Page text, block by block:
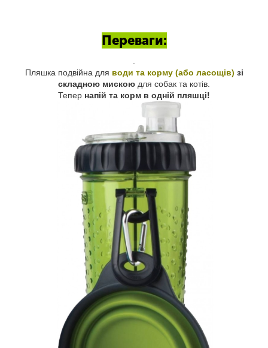
Переваги:
Пляшка подвійна для води та корму (або ласощів) зі
складною мискою для собак та котів.
Тепер напій та корм в одній пляшці!